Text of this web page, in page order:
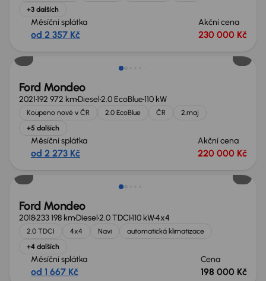
+3 dalších
Měsíční splátka
od 2 357 Kč
Akční cena
230 000 Kč
Možnost odpočtu DPH
Ford Mondeo
2021192 972 kmDiesel2.0 EcoBlue110 kW
Koupeno nové v ČR 2.0 EcoBlue ČR
2.maj
+5 dalších
Měsíční splátka
od 2 273 Kč
Akční cena
220 000 Kč
Ford Mondeo
2018233 198 kmDiesel2.0 TDCI110 kW4x4
2.0 TDCI 4x4 Navi
automatická klimatizace
+4 dalších
Měsíční splátka
od 1 667 Kč
Cena
198 000 Kč